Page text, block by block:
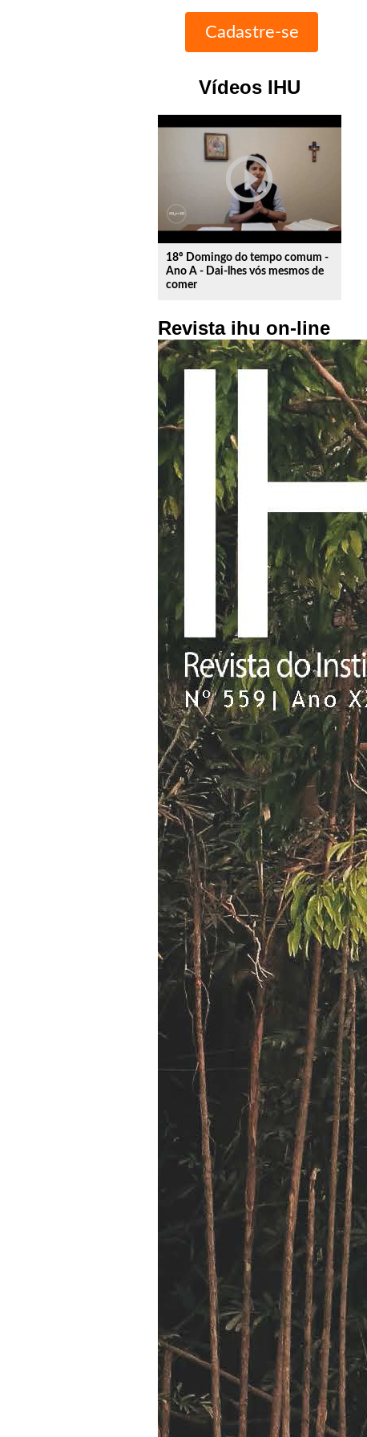
Vídeos IHU
play_circle_outline
18º Domingo do tempo comum -
Ano A - Dai-lhes vós mesmos de
comer
Revista ihu on-line